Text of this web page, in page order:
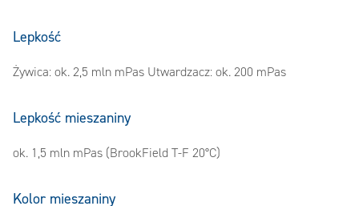
Lepkość
Żywica: ok. 2,5 mln mPas Utwardzacz: ok. 200 mPas
Lepkość mieszaniny
ok. 1,5 mln mPas (BrookField T-F 20°C)
Kolor mieszaniny